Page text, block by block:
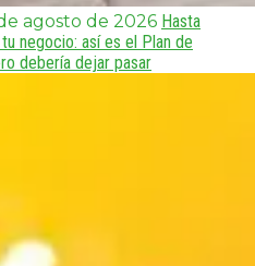
agosto de 2026 Hasta
negocio: así es el Plan de
debería dejar pasar